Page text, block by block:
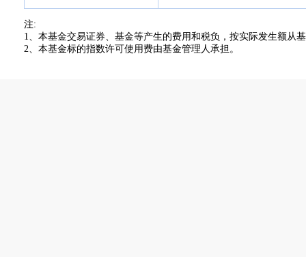
注:
1、本基金交易证券、基金等产生的费用和税负，按实际发生额从
2、本基金标的指数许可使用费由基金管理人承担。